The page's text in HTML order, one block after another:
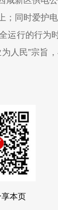
同时爱护
运行的行为
人民”宗旨
本页